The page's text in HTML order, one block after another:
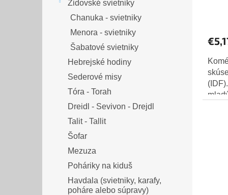
Židovské svietniky
Chanuka - svietniky
Menora - svietniky
Šabatové svietniky
Hebrejské hodiny
Sederové misy
Tóra - Torah
Dreidl - Sevivon - Drejdl
Talit - Tallit
Šofar
Mezuza
Poháriky na kiduš
Havdala (svietniky, karafy,
poháre alebo súpravy)